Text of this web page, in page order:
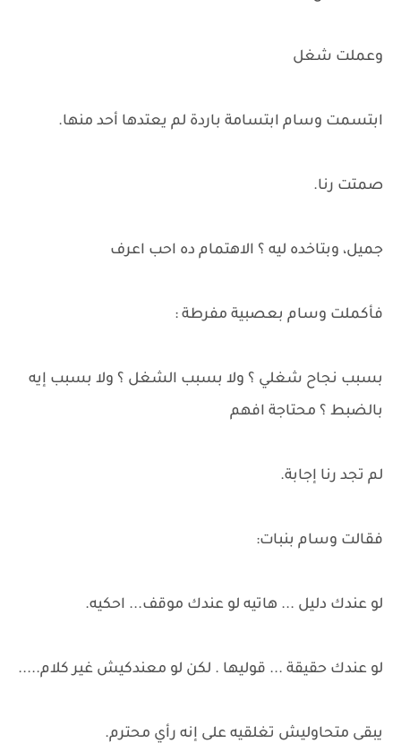
وعملت شغل
ابتسمت وسام ابتسامة باردة لم يعتدها أحد منها.
صمتت رنا.
جميل، وبتاخده ليه ؟ الاهتمام ده احب اعرف
فأكملت وسام بعصبية مفرطة :
بسبب نجاح شغلي ؟ ولا بسبب الشغل ؟ ولا بسبب إيه
بالضبط ؟ محتاجة افهم
لم تجد رنا إجابة.
فقالت وسام بنبات:
لو عندك دليل ... هاتيه لو عندك موقف... احكيه.
لو عندك حقيقة ... قوليها . لكن لو معندكيش غير كلام.....
يبقى متحاوليش تغلقيه على إنه رأي محترم.